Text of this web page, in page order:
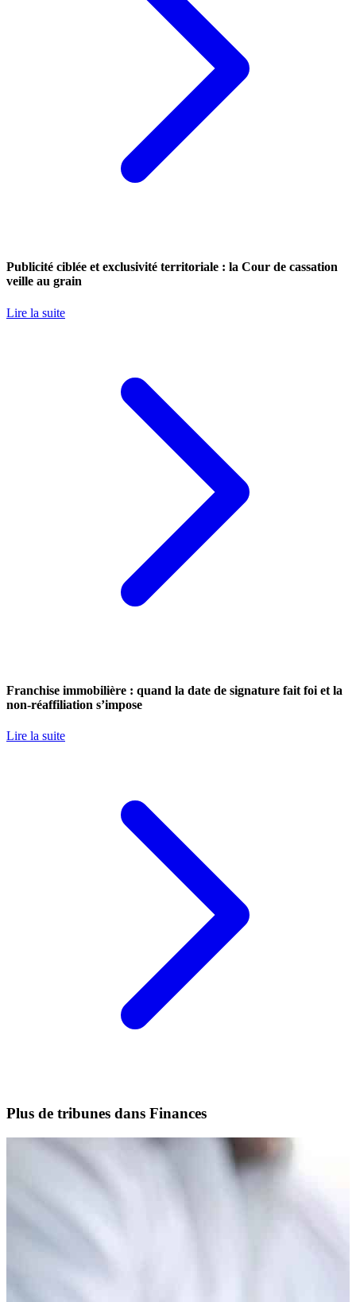
Publicité ciblée et exclusivité territoriale : la Cour de cassation
veille au grain
Lire la suite
Franchise immobilière : quand la date de signature fait foi et la
non-réaffiliation s’impose
Lire la suite
Plus de tribunes dans Finances